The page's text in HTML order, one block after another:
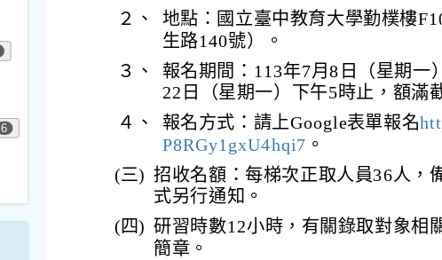
6
２、
地點：國立臺中教育大學勤樸樓
生路140號）。
３、
報名期間：113年7月8日（星期一
22日（星期一）下午5時止，額滿
４、
報名方式：請上Google表單報名
P8RGy1gxU4hqi7 。
(三) 招收名額：每梯次正取人員36人，
式另行通知。
(四) 研習時數12小時，有關錄取對象相
簡章。